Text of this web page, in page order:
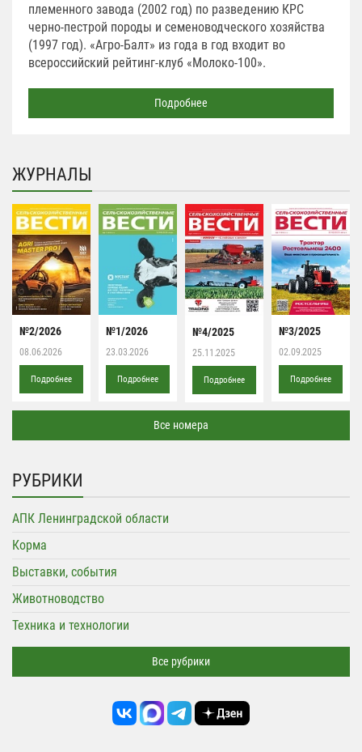
племенного завода (2002 год) по разведению КРС
черно-пестрой породы и семеноводческого хозяйства
(1997 год). «Агро-Балт» из года в год входит во
всероссийский рейтинг-клуб «Молоко-100».
Подробнее
ЖУРНАЛЫ
№2/2026
08.06.2026
Подробнее
№1/2026
23.03.2026
Подробнее
№4/2025
25.11.2025
Подробнее
№3/2025
02.09.2025
Подробнее
Все номера
РУБРИКИ
АПК Ленинградской области
Корма
Выставки, события
Животноводство
Техника и технологии
Все рубрики